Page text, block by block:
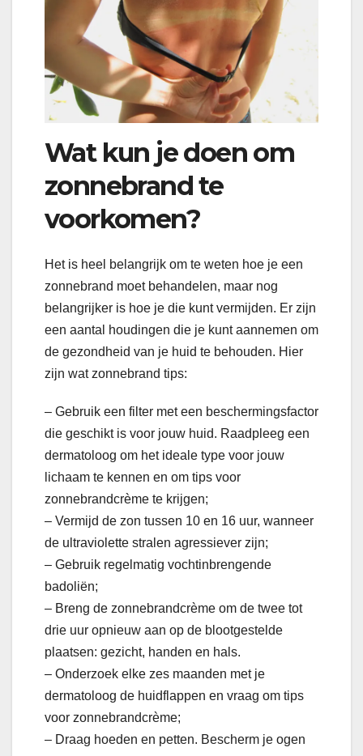
Wat kun je doen om
zonnebrand te
voorkomen?
Het is heel belangrijk om te weten hoe je een
zonnebrand moet behandelen, maar nog
belangrijker is hoe je die kunt vermijden. Er zijn
een aantal houdingen die je kunt aannemen om
de gezondheid van je huid te behouden. Hier
zijn wat zonnebrand tips:
– Gebruik een filter met een beschermingsfactor
die geschikt is voor jouw huid. Raadpleeg een
dermatoloog om het ideale type voor jouw
lichaam te kennen en om tips voor
zonnebrandcrème te krijgen;
– Vermijd de zon tussen 10 en 16 uur, wanneer
de ultraviolette stralen agressiever zijn;
– Gebruik regelmatig vochtinbrengende
badoliën;
– Breng de zonnebrandcrème om de twee tot
drie uur opnieuw aan op de blootgestelde
plaatsen: gezicht, handen en hals.
– Onderzoek elke zes maanden met je
dermatoloog de huidflappen en vraag om tips
voor zonnebrandcrème;
– Draag hoeden en petten. Bescherm je ogen